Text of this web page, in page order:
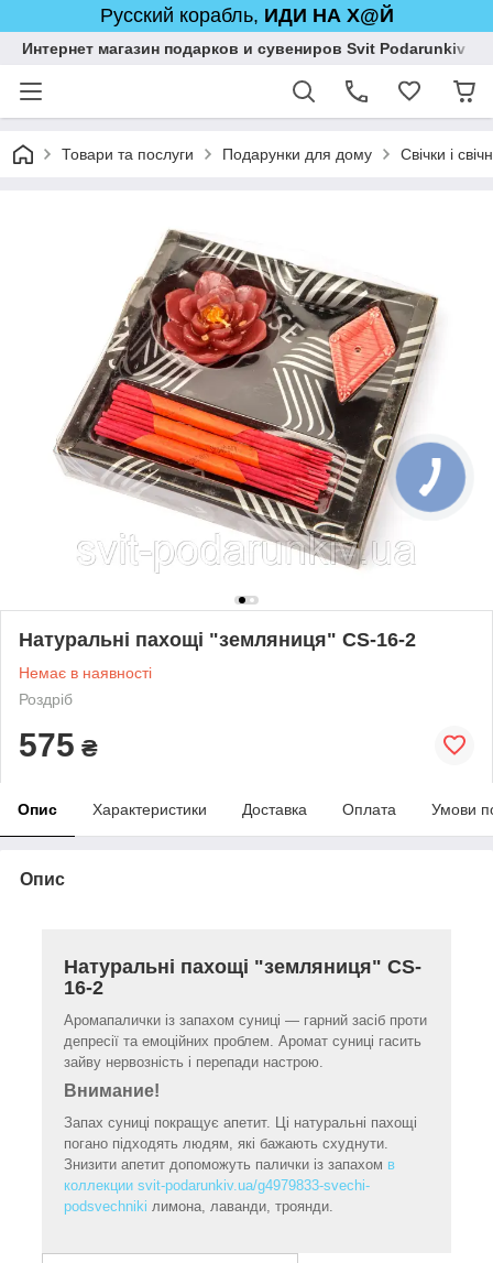
Русский корабль, ИДИ НА Х@Й
Интернет магазин подарков и сувениров Svit Podarunkiv
Товари та послуги Подарунки для дому Свічки і
Натуральні пахощі "земляниця" CS-16-2
Немає в наявності
Роздріб
575 ₴
Опис Характеристики Доставка Оплата Умови
Опис
Натуральні пахощі "земляниця" CS-
16-2
Аромапалички із запахом суниці — гарний засіб проти
депресії та емоційних проблем. Аромат суниці гасить
зайву нервозність і перепади настрою.
Внимание!
Запах суниці покращує апетит. Ці натуральні пахощі
погано підходять людям, які бажають схуднути.
Знизити апетит допоможуть палички із запахом в
коллекции svit-podarunkiv.ua/g4979833-svechi-
podsvechniki лимона, лаванди, троянди.